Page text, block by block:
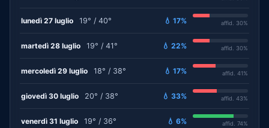
lunedì 27 luglio 19° / 40° 💧 17% affid. 30%
martedì 28 luglio 19° / 41° 💧 22% affid. 30%
mercoledì 29 luglio 18° / 38° 💧 17% affid. 41%
giovedì 30 luglio 20° / 38° 💧 33% affid. 43%
venerdì 31 luglio 19° / 36° 💧 6% affid. 74%